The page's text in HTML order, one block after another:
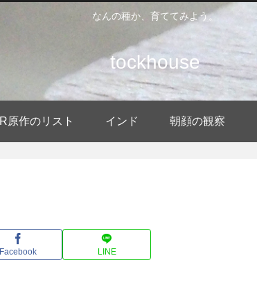
なんの種か、育ててみよう。
tockhouse
原作のリスト インド 朝顔の観察
Facebook LINE